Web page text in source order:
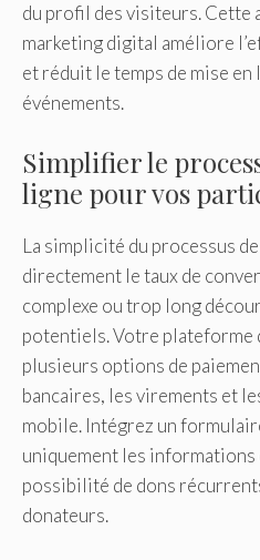
du profil des visiteurs. Cette
marketing digital améliore
et réduit le temps de mise en
événements.
Simplifier le
ligne pour vos
La simplicité du processus
directement le taux de
complexe ou trop long
potentiels. Votre plateforme
plusieurs options de
bancaires, les virements et
mobile. Intégrez un
uniquement les
possibilité de dons
donateurs.